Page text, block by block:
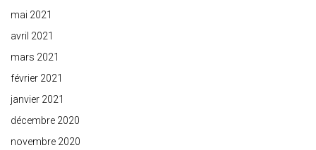
mai 2021
avril 2021
mars 2021
février 2021
janvier 2021
décembre 2020
novembre 2020